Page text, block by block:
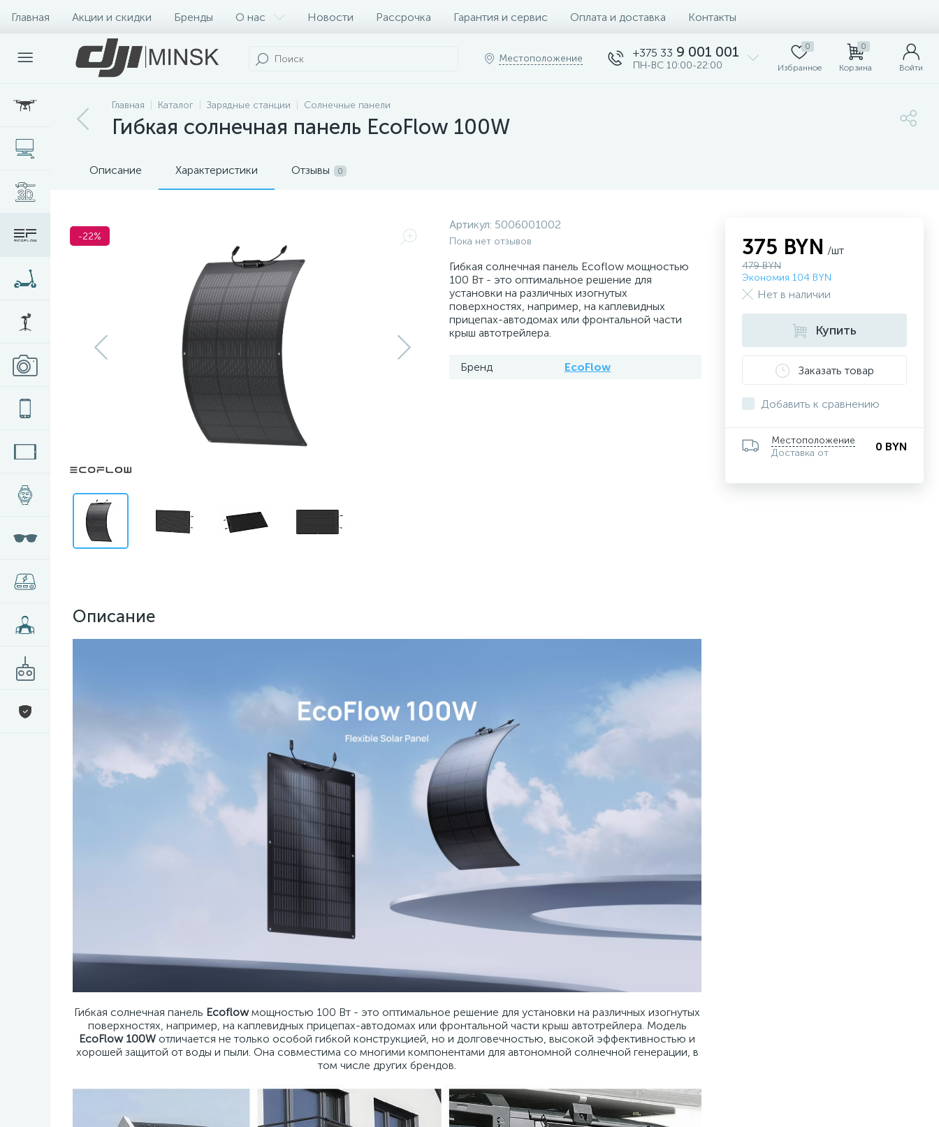
Главная Акции и скидки Бренды О нас Новости Рассрочка Гарантия и сервис Оплата и доставка Контакты
Местоположение +375 33 9 001 001
ПН-ВС 10:00-22:00
0
Избранное
0
Корзина Войти
Главная Каталог Зарядные станции Солнечные панели
Гибкая солнечная панель EcoFlow 100W
Описание Характеристики Отзывы 0
-22%
Артикул: 5006001002
Пока нет отзывов
Гибкая солнечная панель Ecoflow мощностью
100 Вт - это оптимальное решение для
установки на различных изогнутых
поверхностях, например, на каплевидных
прицепах-автодомах или фронтальной части
крыш автотрейлера.
Бренд EcoFlow
Описание
Гибкая солнечная панель Ecoflowмощностью 100 Вт - это оптимальное решение для установки на различных изогнутых
поверхностях, например, на каплевидных прицепах-автодомах или фронтальной части крыш автотрейлера. Модель
EcoFlow 100W отличается не только особой гибкой конструкцией, но и долговечностью, высокой эффективностью и
хорошей защитой от воды и пыли. Она совместима со многими компонентами для автономной солнечной генерации, в
том числе других брендов.
375 BYN /шт
479 BYN
Экономия 104 BYN
Нет в наличии
Купить
Заказать товар
Добавить к сравнению
Местоположение
Доставка от
0 BYN